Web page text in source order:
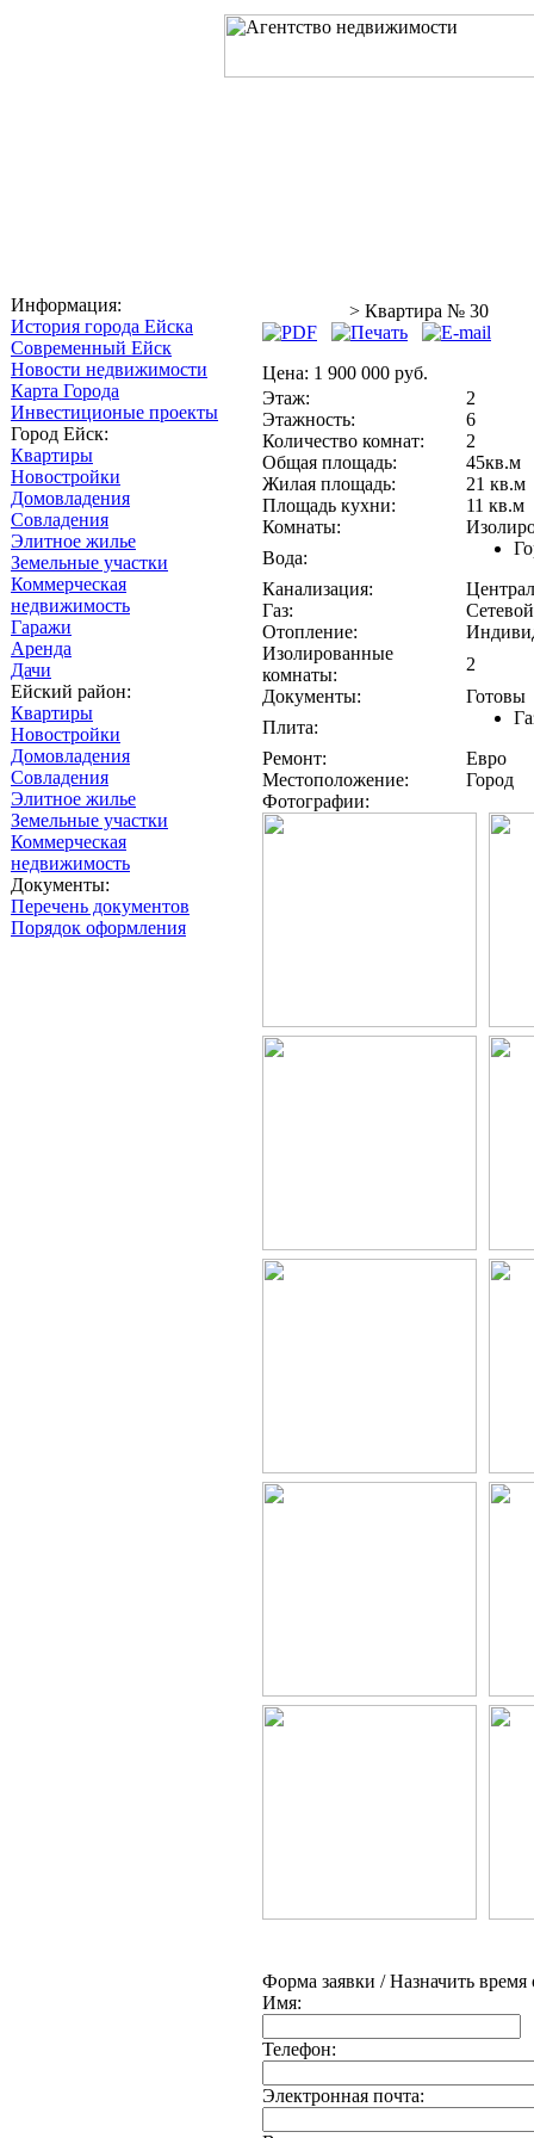
Информация:
История города Ейска
Современный Ейск
Новости недвижимости
Карта Города
Инвестиционые проекты
Город Ейск:
Квартиры
Новостройки
Домовладения
Совладения
Элитное жилье
Земельные участки
Коммерческая
недвижимость
Гаражи
Аренда
Дачи
Ейский район:
Квартиры
Новостройки
Домовладения
Совладения
Элитное жилье
Земельные участки
Коммерческая
недвижимость
Документы:
Перечень документов
Порядок оформления
> Квартира № 30
Цена: 1 900 000 руб.
Этаж:
2
Этажность:
6
Количество комнат:
2
Общая площадь:
45кв.м
Жилая площадь:
21 кв.м
Площадь кухни:
11 кв.м
Комнаты:
Вода:
Канализация:
Газ:
Сетевой
Отопление:
Изолированные
комнаты:
2
Документы:
Готовы
Плита:
Ремонт:
Евро
Местоположение:
Город
Фотографии:
Форма заявки / Назначить время
Имя:
Телефон:
Электронная почта: